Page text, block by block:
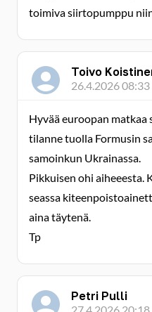
toimiva siirtopumppu
Toivo
26.4.2026 08:33
Hyvää euroopan
tilanne tuolla Formusin
samoinkun Ukrainassa.
Pikkuisen ohi aiheeesta.
seassa
aina täytenä.
Tp
Petri Pulli